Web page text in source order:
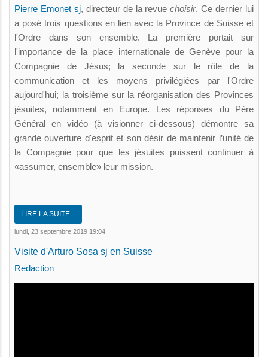
Pierre Emonet sj, directeur de la revuechoisir. Ce dernier lui
a posé trois questions en lien avec la Province de Suisse et
l'Ordre dans son ensemble. La première portait sur
l'importance de la place internationale de Genève pour la
Compagnie de Jésus; la seconde sur le rôle de la
communication et les moyens privilégiées par l'Ordre
aujourd'hui; la troisième sur la réorganisation des Provinces
jésuites, notamment en Europe. Les réponses du Père
Général en vidéo (à visionner ci-dessous) démontre sa
grande ouverture d'esprit et son désir de maintenir l’unité de
la Compagnie pour que les jésuites puissent continuer à
«assumer, ensemble» leur mission.
LIRE LA SUITE...
lundi, 23 septembre 2019 19:04
Visite d'Arturo Sosa sj en Suisse
Redaction